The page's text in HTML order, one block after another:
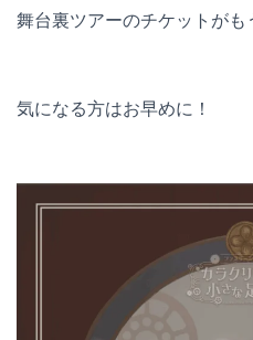
舞台裏ツアーのチケットがも
気になる方はお早めに！